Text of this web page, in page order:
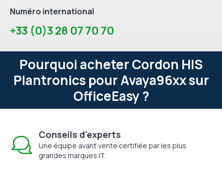
Numéro international
+33 (0)3 28 07 70 70
Pourquoi acheter Cordon HIS
Plantronics pour Avaya96xx sur
OfficeEasy ?
Conseils d'experts
Une équipe avant vente certifiée par les plus
grandes marques IT.